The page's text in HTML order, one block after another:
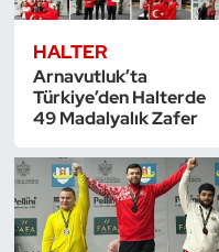
HALTER
Arnavutluk’ta
Türkiye’den Halterde
49 Madalyalık Zafer
Özel Sporcular
Paralimpik
Ragbi
Satranç